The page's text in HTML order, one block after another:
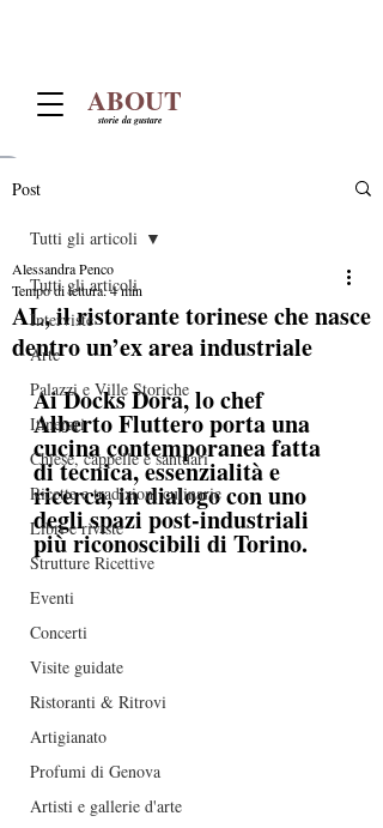
ABOUT
storie da gustare
Post
Tutti gli articoli
Interviste
Arte
Palazzi e Ville Storiche
Itinerari
Chiese, cappelle e santuari
Ricette e tradizioni culinarie
Libri e riviste
Strutture Ricettive
Eventi
Concerti
Visite guidate
Ristoranti & Ritrovi
Artigianato
Profumi di Genova
Artisti e gallerie d'arte
Tutti gli articoli
AL, il ristorante torinese che nasce
dentro un’ex area industriale
Alessandra Penco
Tempo di lettura: 4 min
Ai Docks Dora, lo chef
Alberto Fluttero porta una
cucina contemporanea fatta
di tecnica, essenzialità e
ricerca, in dialogo con uno
degli spazi post-industriali
più riconoscibili di Torino.